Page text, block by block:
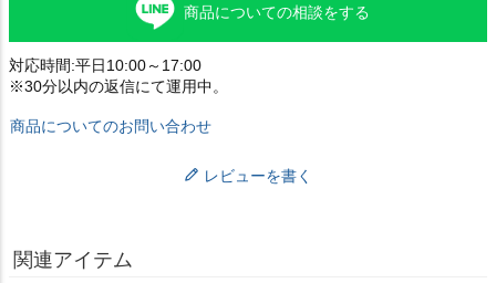
商品についての相談をする
対応時間:平日10:00～17:00
※30分以内の返信にて運用中。
商品についてのお問い合わせ
レビューを書く
関連アイテム